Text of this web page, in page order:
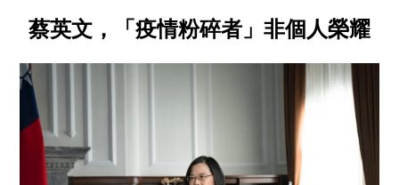
蔡英文，「疫情粉碎者」非個人榮耀